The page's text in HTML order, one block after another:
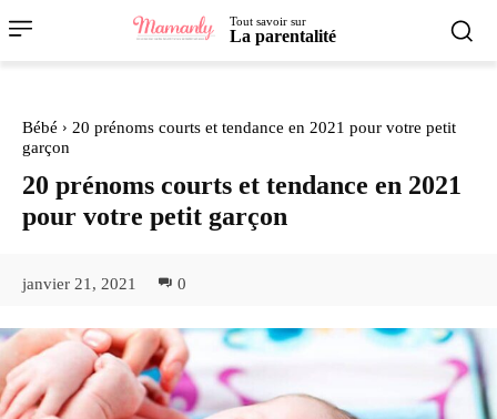
Tout savoir sur
La parentalité
Bébé
20 prénoms courts et tendance en 2021 pour votre petit
garçon
20 prénoms courts et tendance en 2021
pour votre petit garçon
janvier 21, 2021 0